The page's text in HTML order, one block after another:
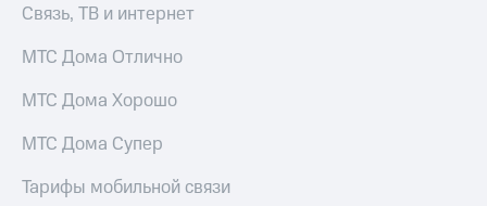
Связь, ТВ и интернет
МТС Дома Отлично
МТС Дома Хорошо
МТС Дома Супер
Тарифы мобильной связи